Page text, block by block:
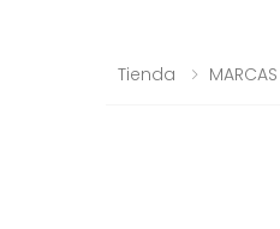
Tienda MARCAS